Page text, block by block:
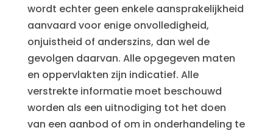
wordt echter geen enkele aansprakelijkheid
aanvaard voor enige onvolledigheid,
onjuistheid of anderszins, dan wel de
gevolgen daarvan. Alle opgegeven maten
en oppervlakten zijn indicatief. Alle
verstrekte informatie moet beschouwd
worden als een uitnodiging tot het doen
van een aanbod of om in onderhandeling te